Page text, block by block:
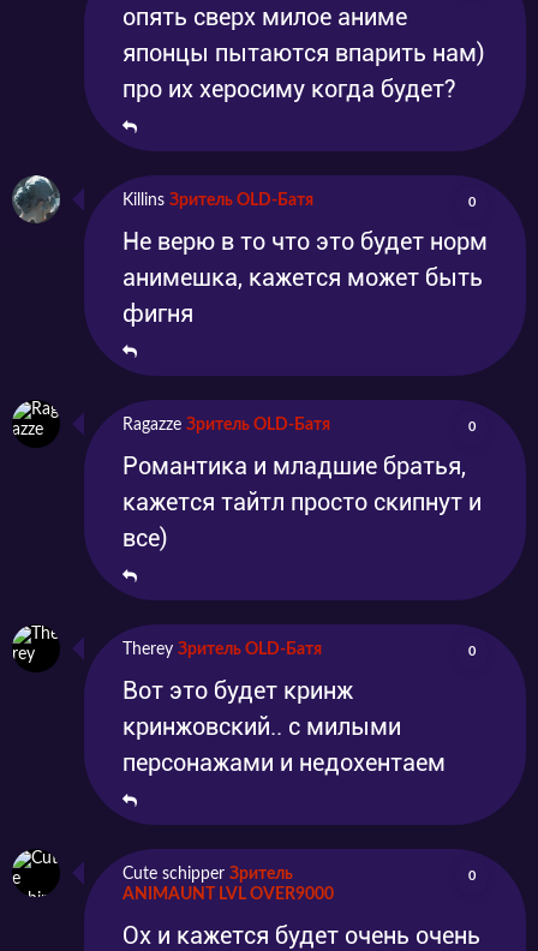
опять сверх милое аниме
японцы пытаются впарить нам)
про их херосиму когда будет?
Killins Зритель OLD-Батя 0
Не верю в то что это будет норм
анимешка, кажется может быть
фигня
Ragazze Зритель OLD-Батя 0
Романтика и младшие братья,
кажется тайтл просто скипнут и
все)
Therey Зритель OLD-Батя 0
Вот это будет кринж
кринжовский.. с милыми
персонажами и недохентаем
Cute schipper Зритель
ANIMAUNT LVL OVER9000
0
Ох и кажется будет очень очень